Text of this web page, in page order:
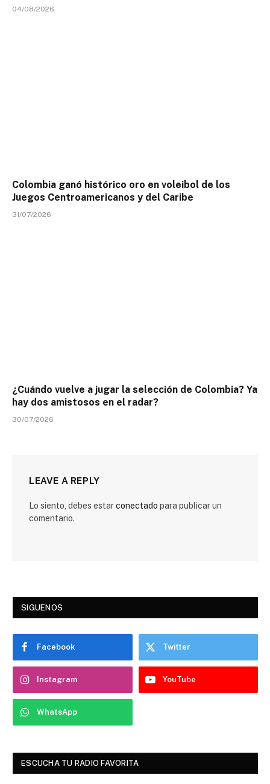
04/08/2026
Colombia ganó histórico oro en voleibol de los
Juegos Centroamericanos y del Caribe
31/07/2026
¿Cuándo vuelve a jugar la selección de Colombia? Ya
hay dos amistosos en el radar?
30/07/2026
LEAVE A REPLY
Lo siento, debes estarconectado para publicar un
comentario.
SIGUENOS
Facebook Twitter
Instagram YouTube
WhatsApp
ESCUCHA TU RADIO FAVORITA